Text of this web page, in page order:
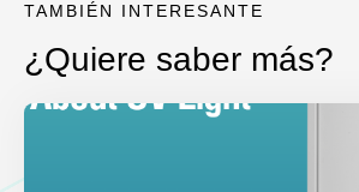
TAMBIÉN INTERESANTE
¿Quiere saber más?